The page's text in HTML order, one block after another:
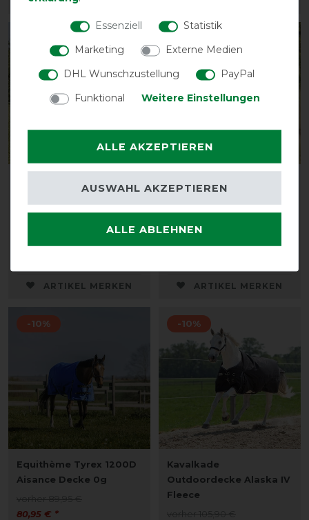
Professional mit
vorher 59,95 €
ARTIKEL MERKEN
900D Plus Lite 0g -
vorher 148,90 €
96,80 € *
ARTIKEL MERKEN
-10%
Equithème Tyrex 1200D
Aisance Decke 0g
80,95 € *
-10%
Kavalkade
Outdoordecke Alaska IV
Fleece
Essenziell
Statistik
Marketing
Externe Medien
DHL Wunschzustellung
PayPal
Funktional
Weitere Einstellungen
ALLE AKZEPTIEREN
ALLE ABLEHNEN
AUSWAHL AKZEPTIEREN